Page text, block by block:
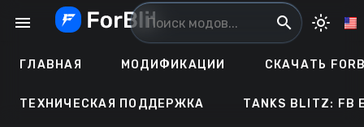
menu search light_mode
ГЛАВНАЯ МОДИФИКАЦИИ СКАЧАТЬ
ТЕХНИЧЕСКАЯ ПОДДЕРЖКА TANKS BLITZ: FB